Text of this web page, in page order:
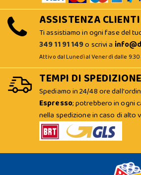
ASSISTENZA CLIENTI
Ti assistiamo in ogni fase del
349 11 91 149o scrivi a
Attivo dal Lunedì al Venerdì dalle 9:30
TEMPI DI SPEDIZIONE
Spediamo in 24/48 ore
Espresso; potrebbero in ogni
nella spedizione in caso di alto